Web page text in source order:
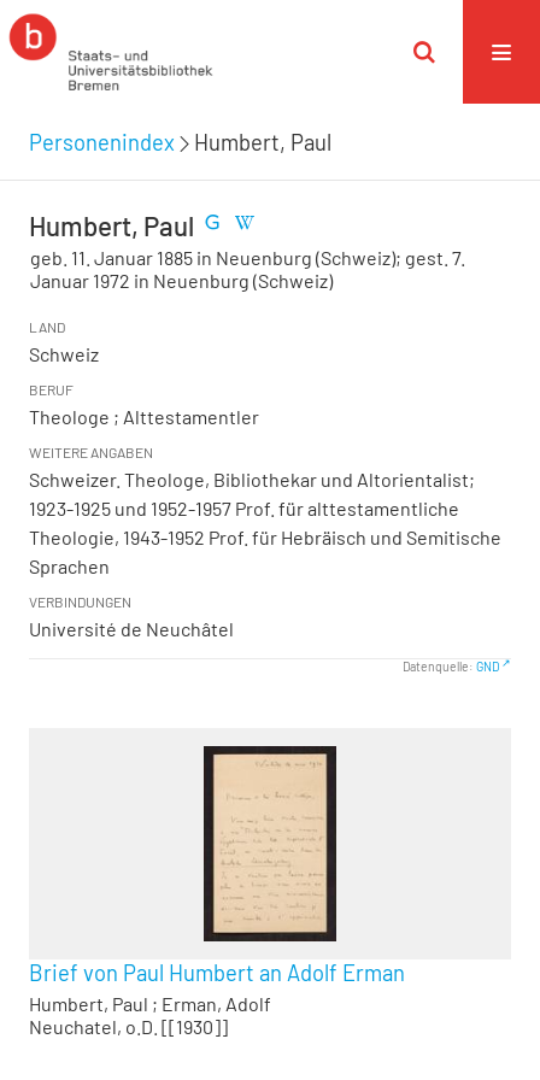
Personenindex Humbert, Paul
Humbert, Paul
geb. 11. Januar 1885 in Neuenburg (Schweiz); gest. 7.
Januar 1972 in Neuenburg (Schweiz)
LAND
Schweiz
BERUF
Theologe ; Alttestamentler
WEITERE ANGABEN
Schweizer. Theologe, Bibliothekar und Altorientalist;
1923-1925 und 1952-1957 Prof. für alttestamentliche
Theologie, 1943-1952 Prof. für Hebräisch und Semitische
Sprachen
VERBINDUNGEN
Université de Neuchâtel
Datenquelle: GND
Brief von Paul Humbert an Adolf Erman
Humbert, Paul ; Erman, Adolf
Neuchatel, o.D. [[1930]]